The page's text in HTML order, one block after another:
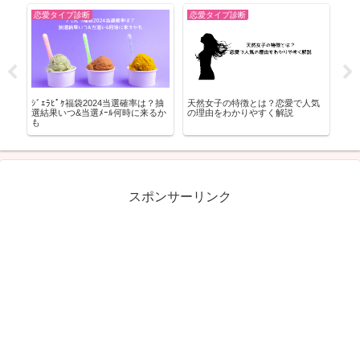
恋愛タイプ診断
ｼﾞｪﾗﾋﾟｹ福袋2024当選確率は？抽
選結果いつ&当選ﾒｰﾙ何時に来るか
も
恋愛タイプ診断
天然女子の特徴とは？恋愛で人気
の理由をわかりやすく解説
スポンサーリンク